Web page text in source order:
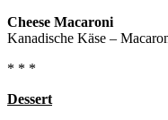
Cheese Macaroni
Kanadische Käse –
* * *
Dessert